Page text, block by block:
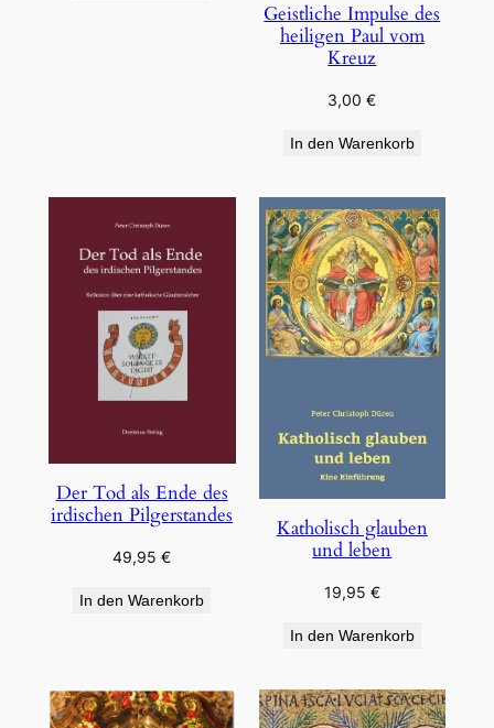
Geistliche Impulse des
heiligen Paul vom
Kreuz
3,00€
In den Warenkorb
Der Tod als Ende des
irdischen Pilgerstandes
49,95€
In den Warenkorb
Katholisch glauben
und leben
19,95 €
In den Warenkorb